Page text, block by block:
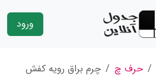
ورود
حرف چ چرم براق رویه کفش